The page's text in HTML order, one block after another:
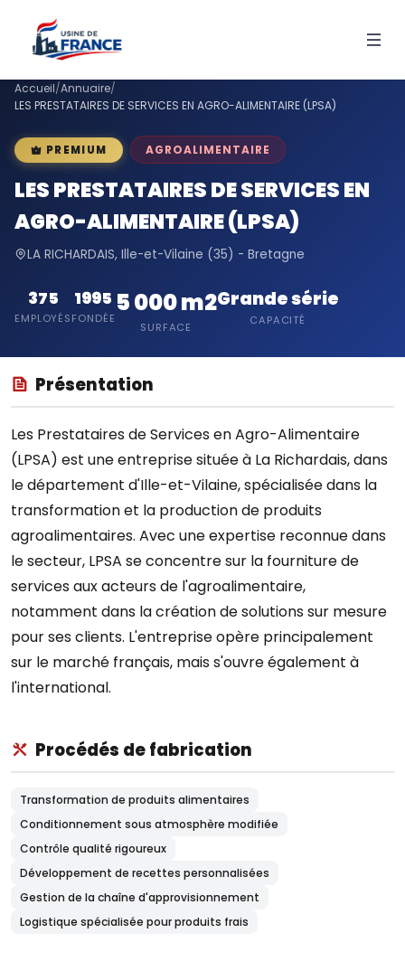
Accueil/Annuaire/
LES PRESTATAIRES DE SERVICES EN AGRO-ALIMENTAIRE (LPSA)
PREMIUM AGROALIMENTAIRE
LES PRESTATAIRES DE SERVICES EN
AGRO-ALIMENTAIRE (LPSA)
LA RICHARDAIS, Ille-et-Vilaine (35) - Bretagne
375
EMPLOYÉS
1995
FONDÉE
5 000 m2
SURFACE
Grande série
CAPACITÉ
Présentation
Les Prestataires de Services en Agro-Alimentaire
(LPSA) est une entreprise située à La Richardais, dans
le département d'Ille-et-Vilaine, spécialisée dans la
transformation et la production de produits
agroalimentaires. Avec une expertise reconnue dans
le secteur, LPSA se concentre sur la fourniture de
services aux acteurs de l'agroalimentaire,
notamment dans la création de solutions sur mesure
pour ses clients. L'entreprise opère principalement
sur le marché français, mais s'ouvre également à
l'international.
Procédés de fabrication
Transformation de produits alimentaires
Conditionnement sous atmosphère modifiée
Contrôle qualité rigoureux
Développement de recettes personnalisées
Gestion de la chaîne d'approvisionnement
Logistique spécialisée pour produits frais